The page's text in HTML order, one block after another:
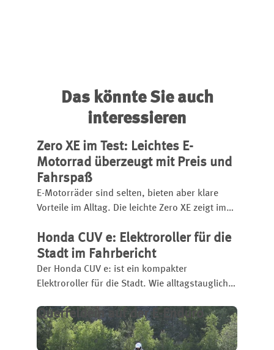
Das könnte Sie auch
interessieren
Zero XE im Test: Leichtes E-
Motorrad überzeugt mit Preis und
Fahrspaß
E-Motorräder sind selten, bieten aber klare
Vorteile im Alltag. Die leichte Zero XE zeigt im
elektrisches Fahren in Stadt und Gelände sein
kann – trotz begrenzter Reichweite.
Honda CUV e: Elektroroller für die
Stadt im Fahrbericht
Der Honda CUV e: ist ein kompakter
Elektroroller für die Stadt. Wie alltagstauglich
Details zu Reichweite, Fahrverhalten und
Ladezeiten.
Querfeldein auf der E-Enduro
Motorsport und Biodiversität? Das Rauschen
der Bäume und adrenalinträchtige Drifts? Alles